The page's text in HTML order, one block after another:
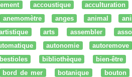
accoustique acculturation
anemomètre anges animal
arts assembler
autonomie autoremove
bestioles bibliothèque bien-être
bord de mer botanique bouton